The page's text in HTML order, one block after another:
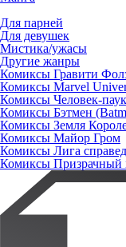
Для парней
Для девушек
Мистика/ужасы
Другие жанры
Комиксы Гравити
Комиксы Marvel
Комиксы Человек-
Комиксы Бэтмен
Комиксы Земля
Комиксы Майор Гром
Комиксы Лига
Комиксы Призрачный